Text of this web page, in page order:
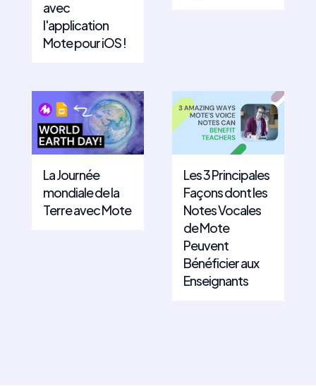
avec
l'application
Mote pour iOS !
La Journée
mondiale de la
Terre avec Mote
Les 3 Principales
Façons dont les
Notes Vocales
de Mote
Peuvent
Bénéficier aux
Enseignants